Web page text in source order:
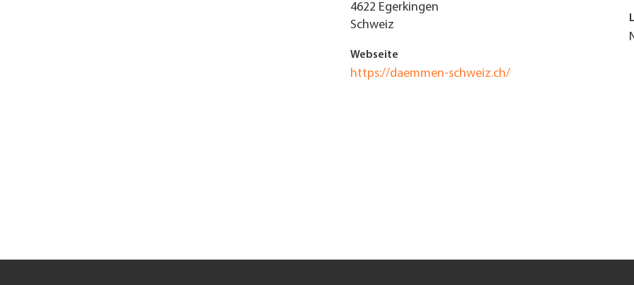
4622 Egerkingen
Schweiz
Webseite
https://daemmen-schweiz.ch/